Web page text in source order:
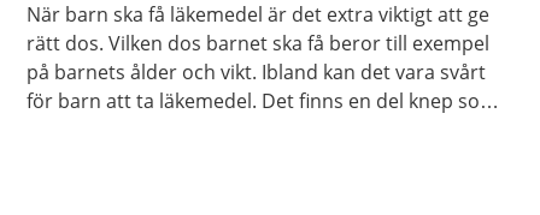
När barn ska få läkemedel är det extra viktigt att ge
rätt dos. Vilken dos barnet ska få beror till exempel
på barnets ålder och vikt. Ibland kan det vara svårt
för barn att ta läkemedel. Det finns en del knep som